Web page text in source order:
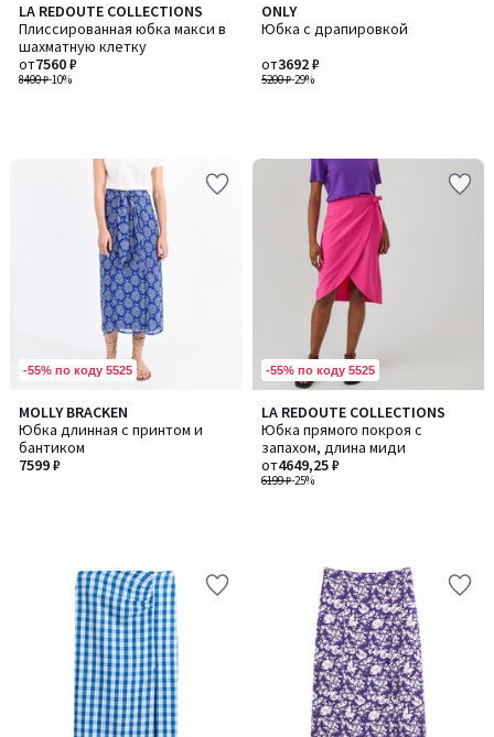
LA REDOUTE COLLECTIONS
Плиссированная юбка макси в
шахматную клетку
8400 ₽-10%
от7560 ₽
ONLY
Юбка с драпировкой
5200 ₽-29%
от3692 ₽
-55% по коду 5525
MOLLY BRACKEN
Юбка длинная с принтом и
бантиком
7599 ₽
-55% по коду 5525
LA REDOUTE COLLECTIONS
Юбка прямого покроя с
запахом, длина миди
6199 ₽-25%
от4649,25 ₽